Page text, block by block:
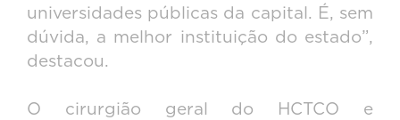
universidades públicas da capital. É, sem
dúvida, a melhor instituição do estado”,
destacou.
O cirurgião geral do HCTCO e